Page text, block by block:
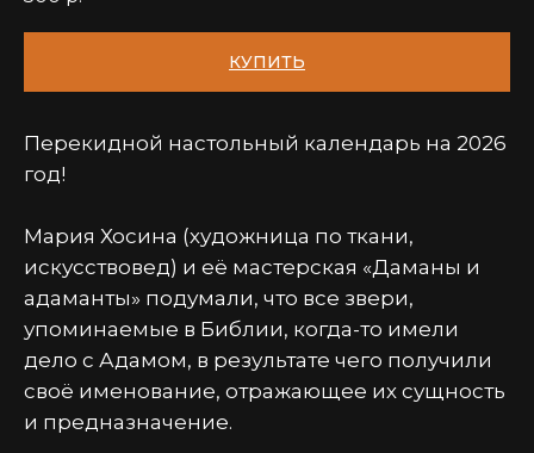
КУПИТЬ
Перекидной настольный календарь на 2026
год!
Мария Хосина (художница по ткани,
искусствовед) и её мастерская «Даманы и
адаманты» подумали, что все звери,
упоминаемые в Библии, когда-то имели
дело с Адамом, в результате чего получили
своё именование, отражающее их сущность
и предназначение.